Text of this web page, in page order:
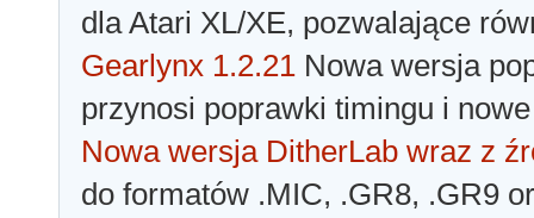
dla Atari XL/XE, pozwalające
Gearlynx 1.2.21 Nowa wersja
przynosi poprawki timingu i
Nowa wersja DitherLab wraz z
do formatów .MIC, .GR8, .GR9